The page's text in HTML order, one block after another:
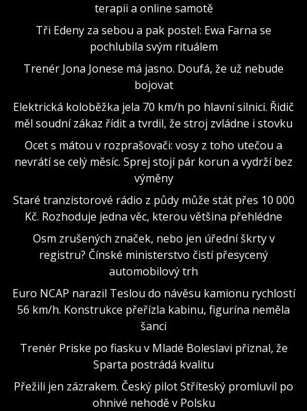
terapii a online samotě
Tři Edeny za sebou a pak postel: Ewa Farna se
pochlubila svým rituálem
Trenér Jona Jonese má jasno. Doufá, že už nebude
bojovat
Elektrická koloběžka jela 70 km/h po hlavní silnici. Řidič
měl soudní zákaz řídit a tvrdil, že stroj zvládne i stovku
Ocet s mátou v rozprašovači: vosy z toho utečou a
nevrátí se celý měsíc. Sprej stojí pár korun a vydrží bez
výměny
Staré tranzistorové rádio z půdy může stát přes 10 000
Kč. Rozhoduje jedna věc, kterou většina přehlédne
Osm zrušených značek, nebo jen úřední škrty v
registru? Čínské ministerstvo čistí přesycený
automobilový trh
Euro NCAP narazil Teslou do návěsu kamionu rychlostí
56 km/h. Konstrukce přeřízla kabinu, figurína neměla
šanci
Trenér Priske po fiasku v Mladé Boleslavi přiznal, že
Sparta postrádá kvalitu
Přežili jen zázrakem. Český pilot Stříteský promluvil po
ohnivé nehodě v Polsku